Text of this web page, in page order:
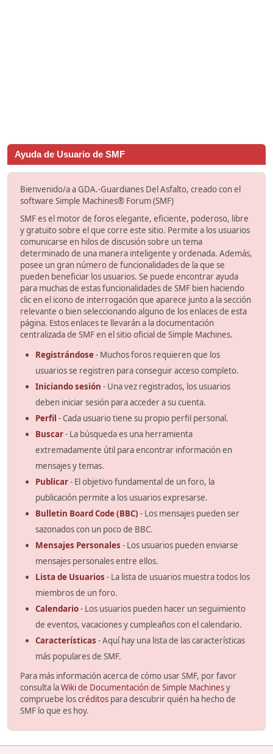
Ayuda de Usuario de SMF
Bienvenido/a a GDA.-Guardianes Del Asfalto, creado con el
software Simple Machines® Forum (SMF)
SMF es el motor de foros elegante, eficiente, poderoso, libre
y gratuito sobre el que corre este sitio. Permite a los usuarios
comunicarse en hilos de discusión sobre un tema
determinado de una manera inteligente y ordenada. Además,
posee un gran número de funcionalidades de la que se
pueden beneficiar los usuarios. Se puede encontrar ayuda
para muchas de estas funcionalidades de SMF bien haciendo
clic en el icono de interrogación que aparece junto a la sección
relevante o bien seleccionando alguno de los enlaces de esta
página. Estos enlaces te llevarán a la documentación
centralizada de SMF en el sitio oficial de Simple Machines.
Registrándose- Muchos foros requieren que los
usuarios se registren para conseguir acceso completo.
Iniciando sesión - Una vez registrados, los usuarios
deben iniciar sesión para acceder a su cuenta.
Perfil - Cada usuario tiene su propio perfil personal.
Buscar- La búsqueda es una herramienta
extremadamente útil para encontrar información en
mensajes y temas.
Publicar- El objetivo fundamental de un foro, la
publicación permite a los usuarios expresarse.
Bulletin Board Code (BBC) - Los mensajes pueden ser
sazonados con un poco de BBC.
Mensajes Personales - Los usuarios pueden enviarse
mensajes personales entre ellos.
Lista de Usuarios - La lista de usuarios muestra todos los
miembros de un foro.
Calendario- Los usuarios pueden hacer un seguimiento
de eventos, vacaciones y cumpleaños con el calendario.
Características - Aquí hay una lista de las características
más populares de SMF.
Para más información acerca de cómo usar SMF, por favor
consulta laWiki de Documentación de Simple Machinesy
compruebe loscréditos para descubrir quién ha hecho de
SMF lo que es hoy.